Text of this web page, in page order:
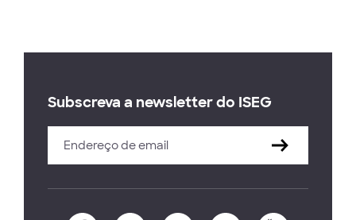
Subscreva a newsletter do ISEG